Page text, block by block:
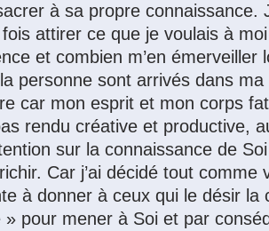
à sa propre connaissance.
attirer ce que je voulais à
et combien m’en émerveiller
personne sont arrivés dans ma
car mon esprit et mon corps
rendu créative et productive,
sur la connaissance de
Car j’ai décidé tout
à donner à ceux qui le désir la
» pour mener à Soi et par